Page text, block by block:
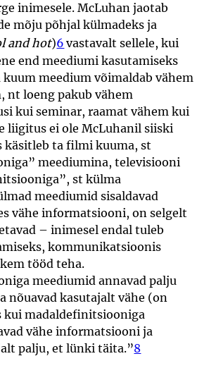
inimesele. McLuhan jaotab
mõju põhjal külmadeks ja
and hot)6 vastavalt sellele, kui
end meediumi kasutamiseks
meedium võimaldab vähem
nt loeng pakub vähem
kui seminar, raamat vähem kui
liigitus ei ole McLuhanil siiski
käsitleb ta filmi kuuma, st
meediumina, televisiooni
st külma
meediumid sisaldavad
vähe informatsiooni, on selgelt
– inimesel endal tuleb
kommunikatsioonis
tööd teha.
meediumid annavad palju
nõuavad kasutajalt vähe (on
kui madaldefinitsiooniga
vähe informatsiooni ja
palju, et lünki täita.”8